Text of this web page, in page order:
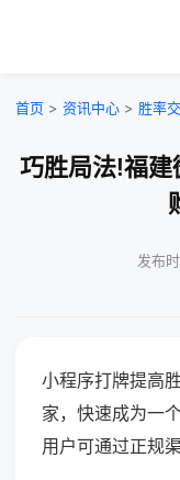
首页 > 资讯中心 > 胜率
巧胜局法!福建
发布
小程序打牌提高
家，快速成为一
用户可通过正规